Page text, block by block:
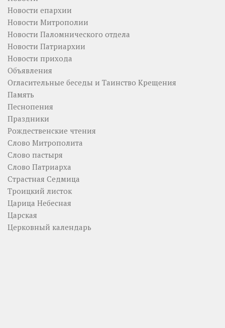
Новости епархии
Новости Митрополии
Новости Паломнического отдела
Новости Патриархии
Новости прихода
Объявления
Огласительные беседы и Таинство Крещения
Память
Песнопения
Праздники
Рождественские чтения
Слово Митрополита
Слово пастыря
Слово Патриарха
Страстная Седмица
Троицкий листок
Царица Небесная
Царская
Церковный календарь